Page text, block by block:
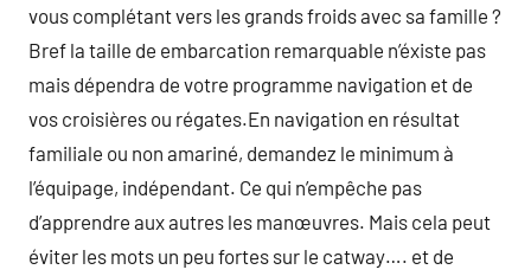
vous complétant vers les grands froids avec sa famille ?
Bref la taille de embarcation remarquable n’éxiste pas
mais dépendra de votre programme navigation et de
vos croisières ou régates.En navigation en résultat
familiale ou non amariné, demandez le minimum à
l’équipage, indépendant. Ce qui n’empêche pas
d’apprendre aux autres les manœuvres. Mais cela peut
éviter les mots un peu fortes sur le catway…. et de